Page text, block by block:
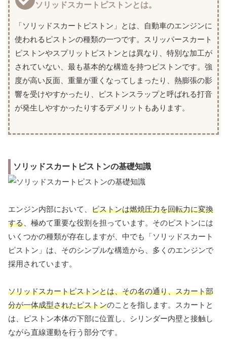
ソリッドスカートピストンとは。
「ソリッドスカートピストン」とは、自動車のエンジンに
使われるピストンの種類の一つです。スリッパースカート
ピストンやスプリットピストンとは異なり、特別な加工が
されていない、最も基本的な構造を持つピストンです。強
度が高い反面、重量が重くなってしまったり、熱膨張の影
響を受けやすかったり、ピストンスラップと呼ばれる打音
が発生しやすかったりするデメリットもあります。
ソリッドスカートピストンの基礎知識
エンジン内部において、 ピストンは燃焼圧力を回転力に変換
する 、極めて重要な役割を担っています。そのピストンには
いくつかの種類が存在しますが、中でも「ソリッドスカート
ピストン」は、そのシンプルな構造から、多くのエンジンで
採用されています。
ソリッドスカートピストンとは、その名の通り、スカート部
分が一体成型されたピストンのことを指します。スカートと
は、ピストン本体の下部に位置し、シリンダー内壁と接触し
ながら直線運動を行う部分です。